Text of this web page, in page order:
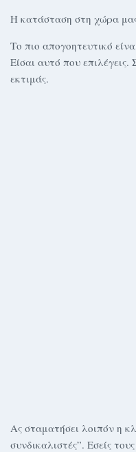
Η κατάσταση στη χώρα
Το πιο απογοητευτικό
Είσαι αυτό που επιλέγεις.
εκτιμάς.
Ας σταματήσει λοιπόν η
συνδικαλιστές”. Εσείς